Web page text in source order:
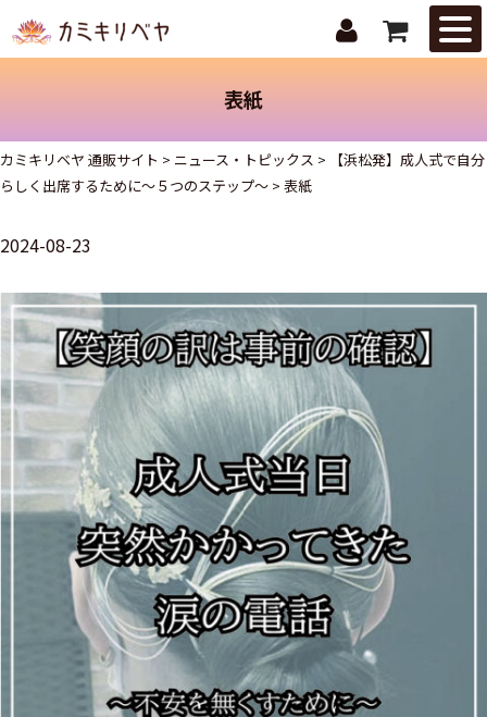
はじめての
トピックス
お問合せ
表紙
カミキリベヤ 通販サイト > ニュース・トピックス >
【浜松発】成人式で自分
らしく出席するために～５つのステップ～ > 表紙
2024-08-23